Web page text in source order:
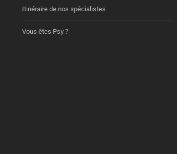
Itinéraire de nos spécialistes
Vous êtes Psy ?